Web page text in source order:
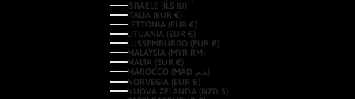
ISRAELE (ILS ₪)
ITALIA (EUR €)
LETTONIA (EUR €)
LITUANIA (EUR €)
LUSSEMBURGO (EUR €)
MALAYSIA (MYR RM)
MALTA (EUR €)
MAROCCO (MAD د.م.)
NORVEGIA (EUR €)
NUOVA ZELANDA (NZD $)